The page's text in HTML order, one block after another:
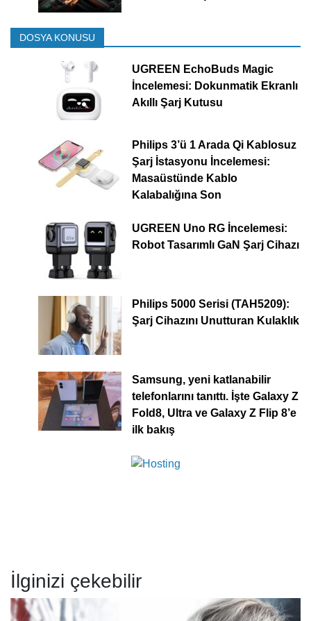
DOSYA KONUSU
UGREEN EchoBuds Magic
İncelemesi: Dokunmatik Ekranlı
Akıllı Şarj Kutusu
Philips 3’ü 1 Arada Qi Kablosuz
Şarj İstasyonu İncelemesi:
Masaüstünde Kablo
Kalabalığına Son
UGREEN Uno RG İncelemesi:
Robot Tasarımlı GaN Şarj Cihazı
Philips 5000 Serisi (TAH5209):
Şarj Cihazını Unutturan Kulaklık
Samsung, yeni katlanabilir
telefonlarını tanıttı. İşte Galaxy Z
Fold8, Ultra ve Galaxy Z Flip 8’e
ilk bakış
İlginizi çekebilir